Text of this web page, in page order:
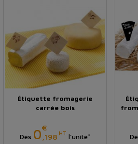
Étiquette fromagerie
carrée bois
Dès 0€
,198 HT l'unité*